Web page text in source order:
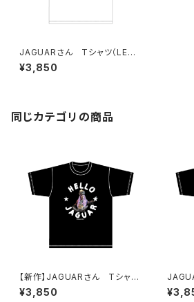
JAGUARさん Tシャツ（LEGE
ND-B）White
¥3,850
同じカテゴリの商品
【新作】JAGUARさん Tシャツ
（HELLO JAGUAR）Black
¥3,850
ND-B